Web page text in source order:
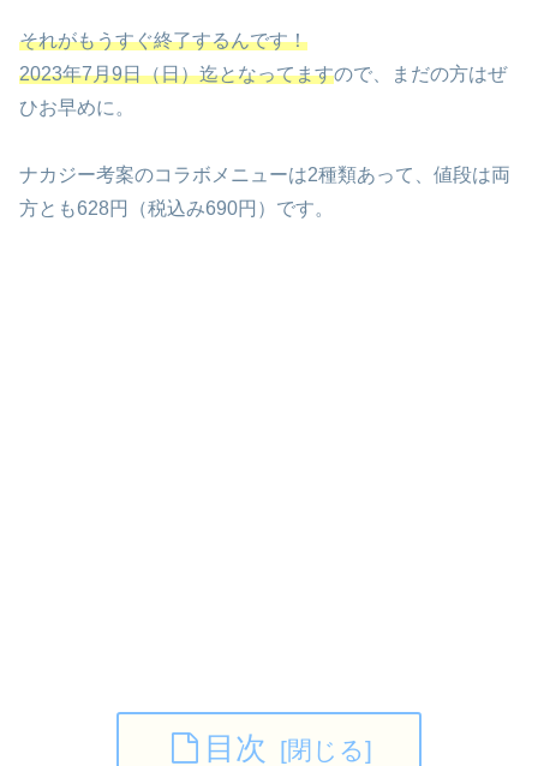
それがもうすぐ終了するんです！
2023年7月9日（日）迄となってますので、まだの方はぜ
ひお早めに。
ナカジー考案のコラボメニューは2種類あって、値段は両
方とも628円（税込み690円）です。
目次